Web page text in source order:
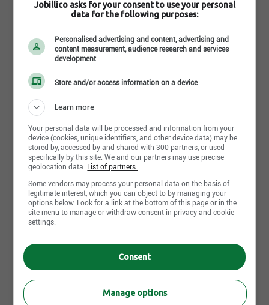
cabinet comptable, et ce, dans des fonctions
comptables canadiennes
La connaissance des logiciels CaseWare/CaseView,
Taxprep T1, T2 et Taxprep forms sera considérée
comme un atout
AVANTAGES
Une conciliation travail-famille
L'accès au télétravail
Des horaires flexibles
On paie 100% des heures travaillées
Salaire compétitif et excellentes conditions de
travail
Une atmosphère harmonieuse et sensible aux
besoins de nos employés
Votre candidature sera accueillie avec intérêt et
traitée avec la confidentialité qui s’impose.
Jobillico asks for your consent to use your personal
data for the following purposes:
Personalised advertising and content, advertising and
content measurement, audience research and services
development
Store and/or access information on a device
Learn more
Your personal data will be processed and information from your
device (cookies, unique identifiers, and other device data) may be
stored by, accessed by and shared with 300 partners, or used
specifically by this site. We and our partners may use precise
geolocation data. List of partners.
Some vendors may process your personal data on the basis of
legitimate interest, which you can object to by managing your
options below. Look for a link at the bottom of this page or in the
site menu to manage or withdraw consent in privacy and cookie
settings.
Consent
Manage options